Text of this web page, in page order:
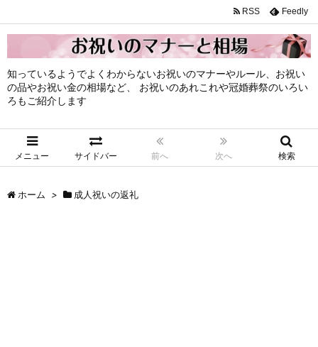
知っているようでよくわからないお祝いのマナーやルール、お祝い
の品やお祝い金の相場など、 お祝いのあれこれや冠婚葬祭のいろい
ろもご紹介します
メニュー サイドバー 前へ 次へ 検索
RSS Feedly
ホーム > 成人祝いの返礼